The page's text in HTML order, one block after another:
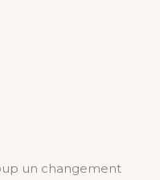
un changement